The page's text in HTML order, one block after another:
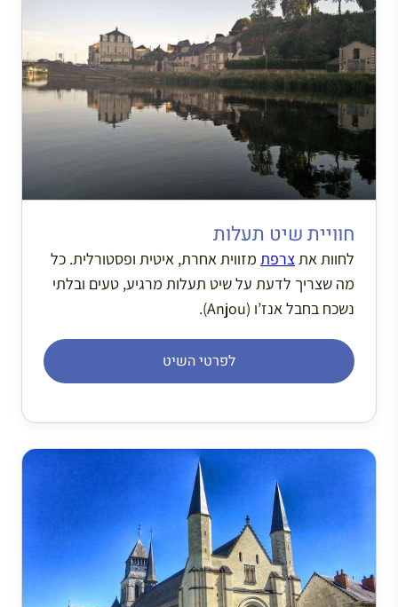
חוויית שיט תעלות
לחוות אתצרפת מזווית אחרת, איטית ופסטורלית. כל
מה שצריך לדעת על שיט תעלות מרגיע, טעים ובלתי
נשכח בחבל אנז’ו (Anjou).
לפרטי השיט